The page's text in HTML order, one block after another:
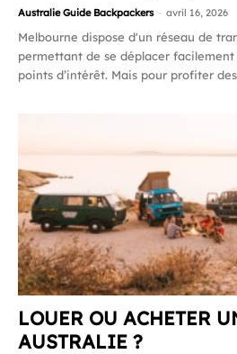
Australie Guide Backpackers - avril 16, 2026
Melbourne dispose d'un réseau de
permettant de se déplacer
points d’intérêt. Mais pour profiter
LOUER OU ACHETER
AUSTRALIE ?